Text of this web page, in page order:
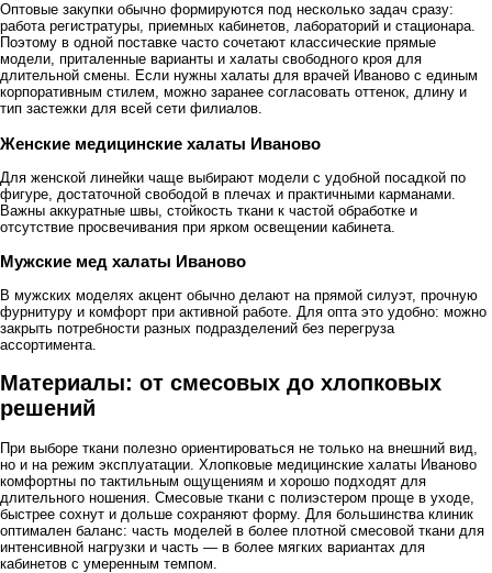
Оптовые закупки обычно формируются под несколько задач сразу:
работа регистратуры, приемных кабинетов, лабораторий и стационара.
Поэтому в одной поставке часто сочетают классические прямые
модели, приталенные варианты и халаты свободного кроя для
длительной смены. Если нужны халаты для врачей Иваново с единым
корпоративным стилем, можно заранее согласовать оттенок, длину и
тип застежки для всей сети филиалов.
Женские медицинские халаты Иваново
Для женской линейки чаще выбирают модели с удобной посадкой по
фигуре, достаточной свободой в плечах и практичными карманами.
Важны аккуратные швы, стойкость ткани к частой обработке и
отсутствие просвечивания при ярком освещении кабинета.
Мужские мед халаты Иваново
В мужских моделях акцент обычно делают на прямой силуэт, прочную
фурнитуру и комфорт при активной работе. Для опта это удобно: можно
закрыть потребности разных подразделений без перегруза
ассортимента.
Материалы: от смесовых до хлопковых
решений
При выборе ткани полезно ориентироваться не только на внешний вид,
но и на режим эксплуатации. Хлопковые медицинские халаты Иваново
комфортны по тактильным ощущениям и хорошо подходят для
длительного ношения. Смесовые ткани с полиэстером проще в уходе,
быстрее сохнут и дольше сохраняют форму. Для большинства клиник
оптимален баланс: часть моделей в более плотной смесовой ткани для
интенсивной нагрузки и часть — в более мягких вариантах для
кабинетов с умеренным темпом.